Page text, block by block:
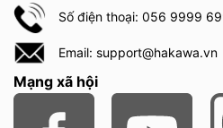
Số điện thoại: 056 9999
Email: support@hakawa.vn
Mạng xã hội